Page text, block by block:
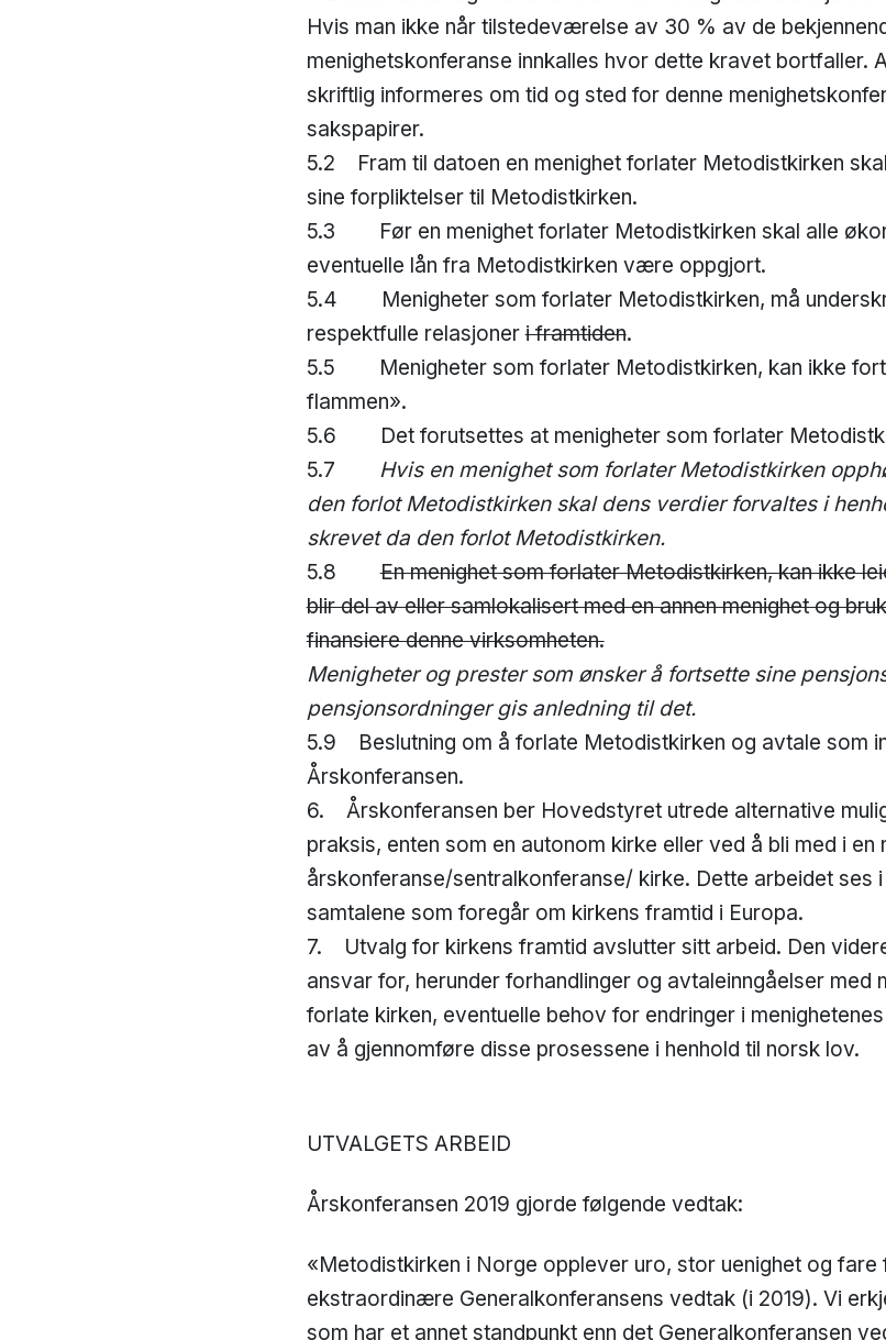
Hvis man ikke når tilstedeværelse av 30 % av de
menighetskonferanse innkalles hvor dette kravet bortfaller.
skriftlig informeres om tid og sted for denne
sakspapirer.
5.2 Fram til datoen en menighet forlater Metodistkirken
sine forpliktelser til Metodistkirken.
5.3 Før en menighet forlater Metodistkirken skal alle
eventuelle lån fra Metodistkirken være oppgjort.
5.4 Menigheter som forlater Metodistkirken, må
respektfulle relasjoneri framtiden.
5.5 Menigheter som forlater Metodistkirken, kan ikke
flammen».
5.6 Det forutsettes at menigheter som forlater
5.7
Hvis en menighet som forlater Metodistkirken
den forlot Metodistkirken skal dens verdier forvaltes i
skrevet da den forlot Metodistkirken.
5.8En menighet som forlater Metodistkirken, kan ikke
blir del av eller samlokalisert med en annen menighet og
finansiere denne virksomheten.
Menigheter og prester som ønsker å fortsette sine
pensjonsordninger gis anledning til det.
5.9 Beslutning om å forlate Metodistkirken og avtale som
Årskonferansen.
6. Årskonferansen ber Hovedstyret utrede alternative
praksis, enten som en autonom kirke eller ved å bli med i en
årskonferanse/sentralkonferanse/ kirke. Dette arbeidet ses
samtalene som foregår om kirkens framtid i Europa.
7. Utvalg for kirkens framtid avslutter sitt arbeid. Den
ansvar for, herunder forhandlinger og avtaleinngåelser med
forlate kirken, eventuelle behov for endringer i
av å gjennomføre disse prosessene i henhold til norsk lov.
UTVALGETS ARBEID
Årskonferansen 2019 gjorde følgende vedtak:
«Metodistkirken i Norge opplever uro, stor uenighet og fare
ekstraordinære Generalkonferansens vedtak (i 2019). Vi
som har et annet standpunkt enn det Generalkonferansen